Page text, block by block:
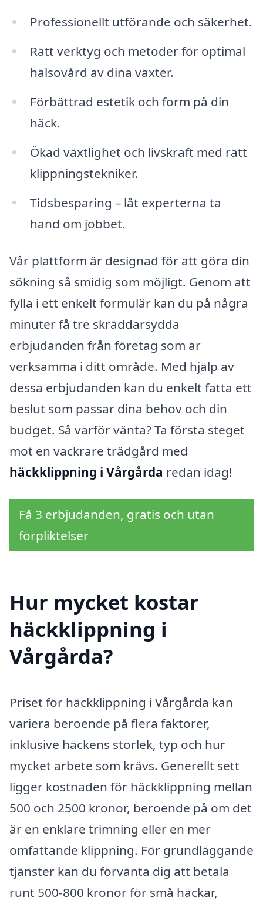
Professionellt utförande och säkerhet.
Rätt verktyg och metoder för optimal
hälsovård av dina växter.
Förbättrad estetik och form på din
häck.
Ökad växtlighet och livskraft med rätt
klippningstekniker.
Tidsbesparing – låt experterna ta
hand om jobbet.
Vår plattform är designad för att göra din
sökning så smidig som möjligt. Genom att
fylla i ett enkelt formulär kan du på några
minuter få tre skräddarsydda
erbjudanden från företag som är
verksamma i ditt område. Med hjälp av
dessa erbjudanden kan du enkelt fatta ett
beslut som passar dina behov och din
budget. Så varför vänta? Ta första steget
mot en vackrare trädgård med
häckklippning i Vårgårda redan idag!
Få 3 erbjudanden, gratis och utan
förpliktelser
Hur mycket kostar
häckklippning i
Vårgårda?
Priset för häckklippning i Vårgårda kan
variera beroende på flera faktorer,
inklusive häckens storlek, typ och hur
mycket arbete som krävs. Generellt sett
ligger kostnaden för häckklippning mellan
500 och 2500 kronor, beroende på om det
är en enklare trimning eller en mer
omfattande klippning. För grundläggande
tjänster kan du förvänta dig att betala
runt 500-800 kronor för små häckar,